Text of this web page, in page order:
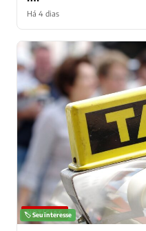
Há 4 dias
NOTÍCIAS
🏷️ Seu interesse